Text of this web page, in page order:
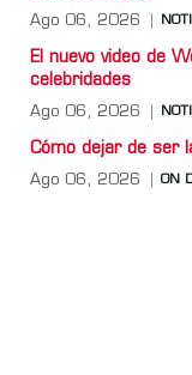
Ago 06, 2026
El nuevo video de
celebridades
Ago 06, 2026
Cómo dejar de ser
Ago 06, 2026 ON